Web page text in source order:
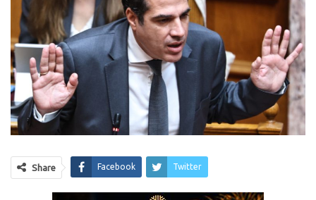
Share Facebook Twitter